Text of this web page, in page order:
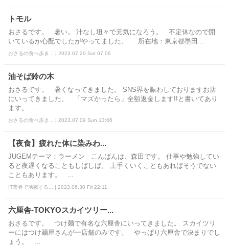
トモル
おさるです。 暑い。 汁なし坦々で元気になろう。 不定休なので開
いているか心配でしたがやってました。 所在地：東京都墨田...
おさるの食べ歩き... | 2023.07.29 Sat 07:06
油そば鈴の木
おさるです。 暑くなってきました。 SNS界を賑わしておりますお店
にいってきました。 「マズかったら」全額返金します!!と書いてあり
ます。 ...
おさるの食べ歩き... | 2023.07.09 Sun 13:06
【夜食】疲れた体に染みわ...
JUGEMテーマ：ラーメン こんばんは、森田です。 仕事や勉強してい
ると夜遅くなることもしばしば。 上手くいくこともあればそうでない
こともあります。 ...
IT業界で活躍する... | 2023.06.30 Fri 22:11
六厘舎-TOKYOスカイツリー...
おさるです。 つけ麺で有名な六厘舎にいってきました。 スカイツリ
ーにはつけ麺屋さんが一店舗のみです。 やっぱり六厘舎で決まりでし
ょう。 ...